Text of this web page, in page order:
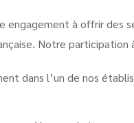
à offrir des
Notre
dans l’un de nos